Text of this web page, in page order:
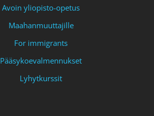
Avoin yliopisto-opetus
Maahanmuuttajille
For immigrants
Pääsykoevalmennukset
Lyhytkurssit